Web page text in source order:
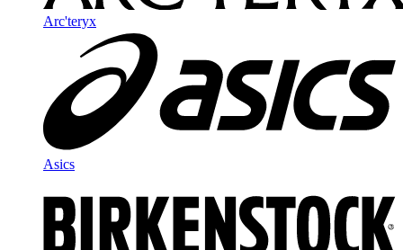
Arc'teryx
Asics